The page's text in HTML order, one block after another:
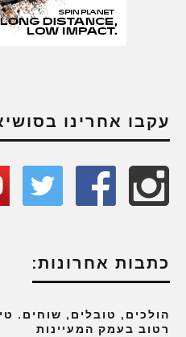
עקבו אחרינו
כתבות אחרונות:
הולכים, טובלים, שוחים.
רטוב בעמק המעיינות